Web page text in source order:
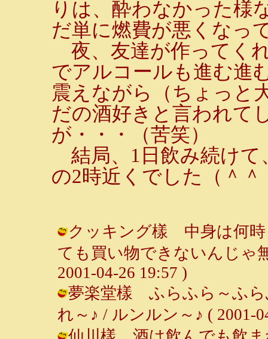
りは、酔わなかった様
だ単に燃費が悪くなっ
夜、友達が作ってく
でアルコールも進む進
震えながら（ちょっと
だの酒好きと言われて
が・・・（苦笑）
結局、1日飲み続けて
の2時近くでした（＾＾
クッキング樣 中身は何時
ても買い物できないんじゃ
2001-04-26 19:57 )
夢楽堂樣 ふらふら～ふ
れ～♪ / ルンルン～♪ ( 2001-